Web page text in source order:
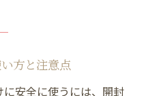
方と注意点
安全に使うには、開封